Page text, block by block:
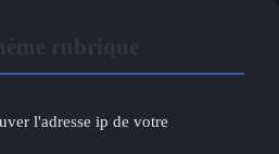
l'adresse ip de votre